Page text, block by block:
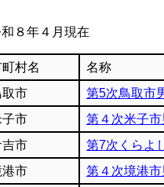
８年４月現在
村名 名称
取市
第5次鳥取市
子市
第４次米子
吉市
第7次くらよ
港市
第４次境港